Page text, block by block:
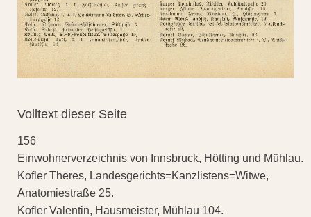
Volltext dieser Seite
156
Einwohnerverzeichnis von Innsbruck, Hötting und Mühlau.
Kofler Theres, Landesgerichts=Kanzlistens=Witwe,
Anatomiestraße 25.
Kofler Valentin, Hausmeister, Mühlau 104.